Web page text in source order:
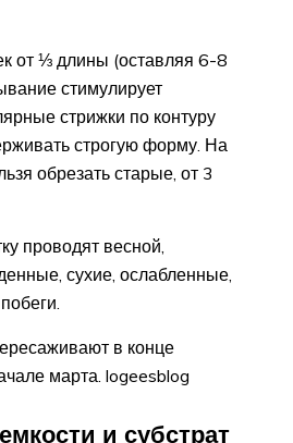
от ⅓ длины (оставляя 6-8
стимулирует
стрижки по контуру
строгую форму. На
обрезать старые, от 3
проводят весной,
сухие, ослабленные,
в конце
марта. logeesblog
и субстрат